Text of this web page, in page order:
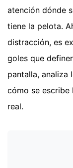
atención dónde
tiene la pelota.
distracción, es
goles que
pantalla, analiza
cómo se
real.